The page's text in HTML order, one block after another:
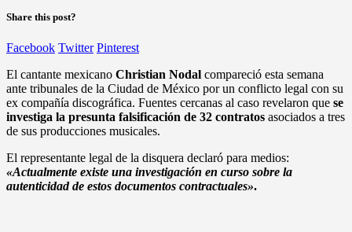
Share this post?
Facebook Twitter Pinterest
El cantante mexicano Christian Nodal compareció esta semana
ante tribunales de la Ciudad de México por un conflicto legal con su
ex compañía discográfica. Fuentes cercanas al caso revelaron que se
investiga la presunta falsificación de 32 contratos asociados a tres
de sus producciones musicales.
El representante legal de la disquera declaró para medios:
«Actualmente existe una investigación en curso sobre la
autenticidad de estos documentos contractuales».